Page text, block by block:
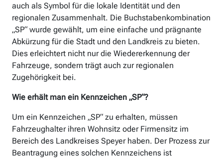
auch als Symbol für die lokale Identität und den
regionalen Zusammenhalt. Die Buchstabenkombination
„SP“ wurde gewählt, um eine einfache und prägnante
Abkürzung für die Stadt und den Landkreis zu bieten.
Dies erleichtert nicht nur die Wiedererkennung der
Fahrzeuge, sondern trägt auch zur regionalen
Zugehörigkeit bei.
Wie erhält man ein Kennzeichen „SP“?
Um ein Kennzeichen „SP“ zu erhalten, müssen
Fahrzeughalter ihren Wohnsitz oder Firmensitz im
Bereich des Landkreises Speyer haben. Der Prozess zur
Beantragung eines solchen Kennzeichens ist